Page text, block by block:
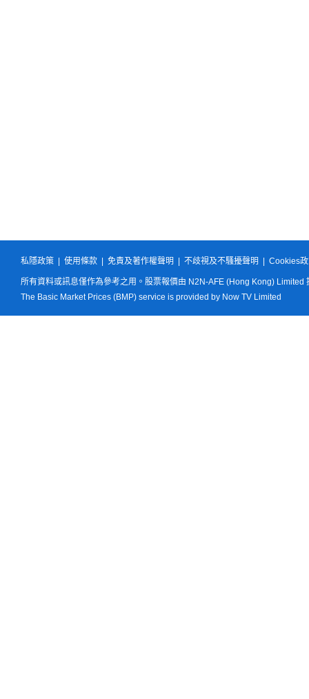
私隱政策 使用條款 免責及著作權聲明 不歧視及不騷擾聲明 Cookies
所有資料或訊息僅作為參考之用。股票報價由 N2N-AFE (Hong Kong) Limited
The Basic Market Prices (BMP) service is provided by Now TV Limited